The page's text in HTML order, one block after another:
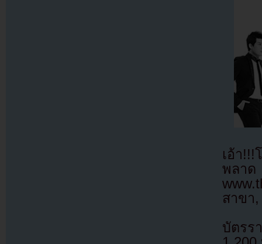
เอ้า
พล
สาขา
บัตรร